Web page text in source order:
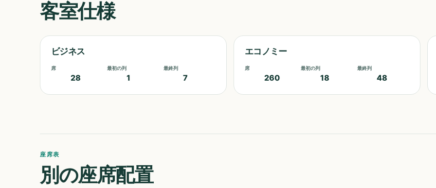
客室仕様
ビジネス
席
28
最初の列
1
最終列
7
エコノミー
席
260
最初の列
18
最終列
48
座席表
別の座席配置